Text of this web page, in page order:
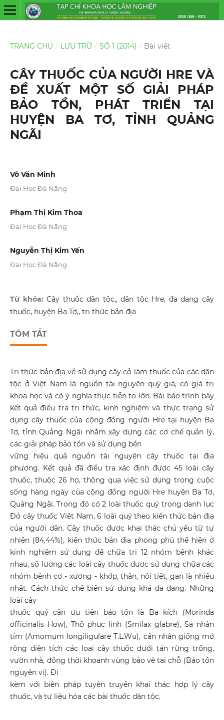
TRANG CHỦ / LƯU TRỮ / SỐ 1 (2014) / Bài viết
CÂY THUỐC CỦA NGƯỜI HRE VÀ
ĐỀ XUẤT MỘT SỐ GIẢI PHÁP
BẢO TỒN, PHÁT TRIỂN TẠI
HUYỆN BA TƠ, TỈNH QUẢNG
NGÃI
Võ Văn Minh
Đại Học Đà Nẵng
Phạm Thị Kim Thoa
Đại Học Đà Nẵng
Nguyễn Thị Kim Yến
Đại Học Đà Nẵng
Từ khóa:Cây thuốc dân tộc,, dân tộc Hre, đa dạng cây
thuốc, huyện Ba Tơ,, tri thức bản địa
TÓM TẮT
Tri thức bản địa về sử dụng cây cỏ làm thuốc của các dân
tộc ở Việt Nam là nguồn tài nguyên quý giá, có giá trị
khoa học và có ý nghĩa thực tiễn to lớn. Bài báo trình bày
kết quả điều tra tri thức, kinh nghiệm và thực trạng sử
dụng cây thuốc của cộng đồng người Hre tại huyện Ba
Tơ, tỉnh Quảng Ngãi nhằm xây dựng các cơ chế quản lý,
các giải pháp bảo tồn và sử dụng bền
vững hiệu quả nguồn tài nguyên cây thuốc tại địa
phương. Kết quả đã điều tra xác định được 45 loài cây
thuốc, thuộc 26 họ, thông qua việc sử dụng trong cuộc
sống hàng ngày của cộng đồng người Hre huyện Ba Tơ,
Quảng Ngãi. Trong đó có 2 loài thuốc quý trong danh lục
Đỏ cây thuốc Việt Nam, 6 loài quý theo kiến thức bản địa
của người dân. Cây thuốc được khai thác chủ yếu từ tự
nhiên (84,44%), kiến thức bản địa phong phú thể hiện ở
kinh nghiệm sử dụng để chữa trị 12 nhóm bệnh khác
nhau, số lượng các loài cây thuốc được sử dụng chữa các
nhóm bệnh cơ - xương - khớp, thận, nội tiết, gan là nhiều
nhất. Cách thức chế biến sử dụng khá đa dạng. Những
loài cây
thuốc quý cần ưu tiên bảo tồn là Ba kích (Morinda
officinalis How), Thổ phục linh (Smilax glabre), Sa nhân
tím (Amomum longiligulare T.L.Wu), cần nhân giống mở
rộng diện tích các loại cây thuốc dưới tán rừng trồng,
vườn nhà, đồng thời khoanh vùng bảo vệ tại chỗ (Bảo tồn
nguyên vị). Đi
kèm với biện pháp tuyên truyền khai thác hợp lý cây
thuốc, và tư liệu hóa các bài thuốc dân tộc.